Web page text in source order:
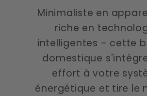
Minimaliste en
riche en
intelligentes – cette
domestique
effort à votre
énergétique et tire le